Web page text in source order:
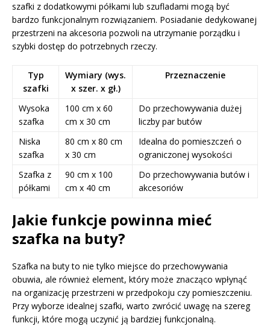
szafki z dodatkowymi półkami lub szufladami mogą być
bardzo funkcjonalnym rozwiązaniem. Posiadanie dedykowanej
przestrzeni na akcesoria pozwoli na utrzymanie porządku i
szybki dostęp do potrzebnych rzeczy.
Typ
szafki
Wymiary (wys.
x szer. x gł.)
Przeznaczenie
Wysoka
szafka
100 cm x 60
cm x 30 cm
Do przechowywania dużej
liczby par butów
Niska
szafka
80 cm x 80 cm
x 30 cm
Idealna do pomieszczeń o
ograniczonej wysokości
Szafka z
półkami
90 cm x 100
cm x 40 cm
Do przechowywania butów i
akcesoriów
Jakie funkcje powinna mieć
szafka na buty?
Szafka na buty to nie tylko miejsce do przechowywania
obuwia, ale również element, który może znacząco wpłynąć
na organizację przestrzeni w przedpokoju czy pomieszczeniu.
Przy wyborze idealnej szafki, warto zwrócić uwagę na szereg
funkcji, które mogą uczynić ją bardziej funkcjonalną.